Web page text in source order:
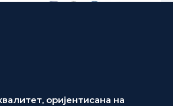
оријентисана на